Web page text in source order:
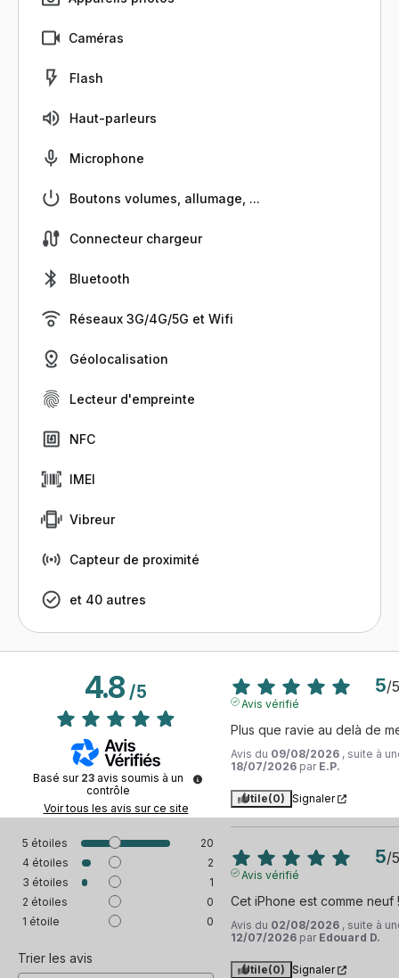
Caméras
Flash
Haut-parleurs
Microphone
Boutons volumes, allumage, ...
Connecteur chargeur
Bluetooth
Réseaux 3G/4G/5G et Wifi
Géolocalisation
Lecteur d'empreinte
NFC
IMEI
Vibreur
Capteur de proximité
et 40 autres
4.8/5
Basé sur 23 avis soumis à un
contrôle
Voir tous les avis sur ce site
5 étoiles
20
4 étoiles
2
3 étoiles
1
2 étoiles
0
1 étoile 0
Trier les avis
5/5
Avis vérifié
Plus que ravie au delà de
Avis du 09/08/2026 , suite à
18/07/2026 par E.P.
Utile(0) Signaler
5/5
Avis vérifié
Cet iPhone est comme neuf !
Avis du 02/08/2026 , suite à
12/07/2026 par Edouard D.
Utile(0) Signaler